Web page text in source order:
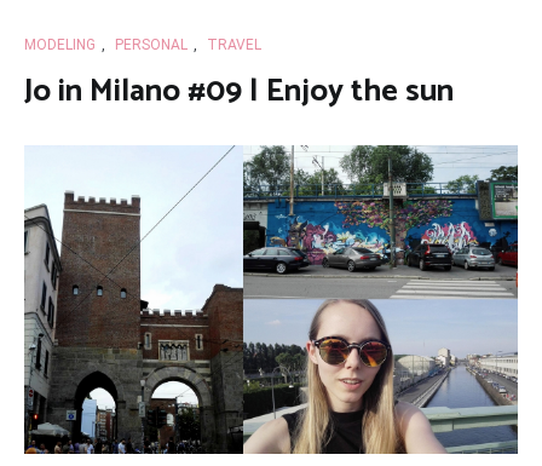
MODELING , PERSONAL , TRAVEL
Jo in Milano #09 | Enjoy the sun